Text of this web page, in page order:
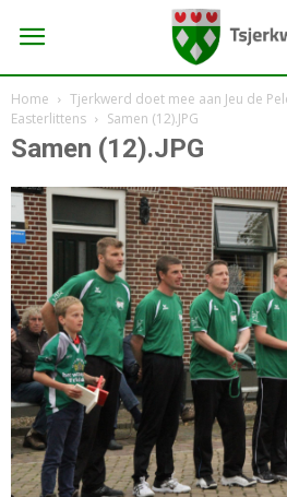
Home
Tjerkwerd doet mee aan Jeu de
Easterlittens
Samen (12).JPG
Samen (12).JPG